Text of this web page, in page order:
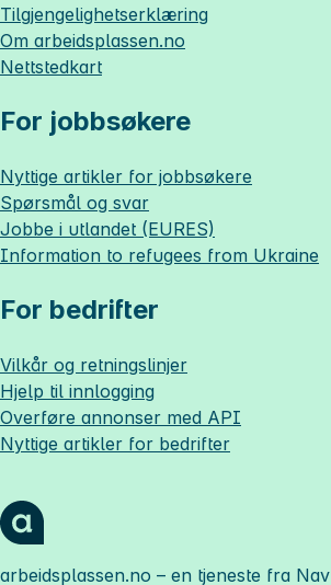
Tilgjengelighetserklæring
Om arbeidsplassen.no
Nettstedkart
For jobbsøkere
Nyttige artikler for jobbsøkere
Spørsmål og svar
Jobbe i utlandet (EURES)
Information to refugees from Ukraine
For bedrifter
Vilkår og retningslinjer
Hjelp til innlogging
Overføre annonser med API
Nyttige artikler for bedrifter
arbeidsplassen.no – en tjeneste fra Nav